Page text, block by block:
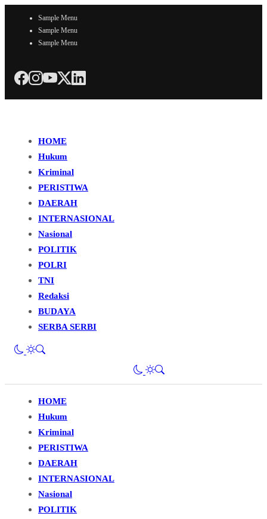
Sample Menu
Sample Menu
Sample Menu
HOME
Hukum
Kriminal
PERISTIWA
DAERAH
INTERNASIONAL
Nasional
POLITIK
POLRI
TNI
Redaksi
BUDAYA
SERBA SERBI
HOME
Hukum
Kriminal
PERISTIWA
DAERAH
INTERNASIONAL
Nasional
POLITIK